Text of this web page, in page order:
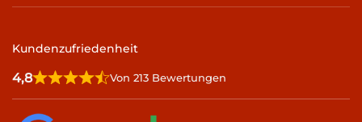
Kundenzufriedenheit
4,8 Von 213 Bewertungen